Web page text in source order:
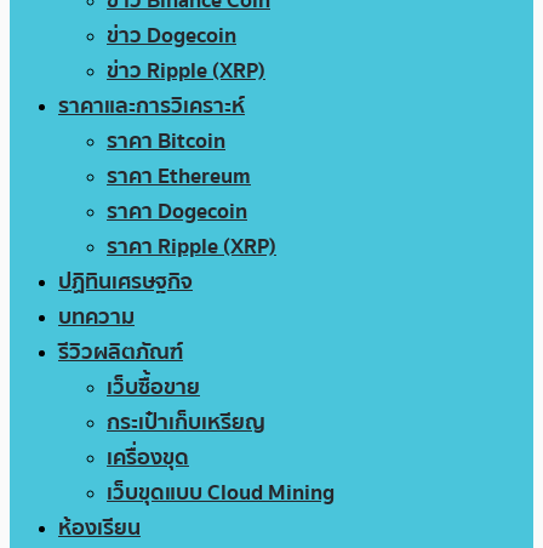
ข่าว Dogecoin
ข่าว Ripple (XRP)
ราคาและการวิเคราะห์
ราคา Bitcoin
ราคา Ethereum
ราคา Dogecoin
ราคา Ripple (XRP)
ปฏิทินเศรษฐกิจ
บทความ
รีวิวผลิตภัณฑ์
เว็บซื้อขาย
กระเป๋าเก็บเหรียญ
เครื่องขุด
เว็บขุดแบบ Cloud Mining
ห้องเรียน